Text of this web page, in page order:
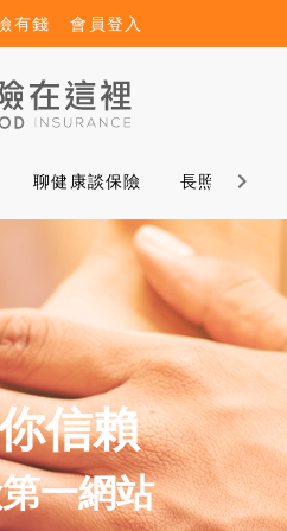
有錢 會員登入
聊健康談保險 長照12問
信賴
一網站